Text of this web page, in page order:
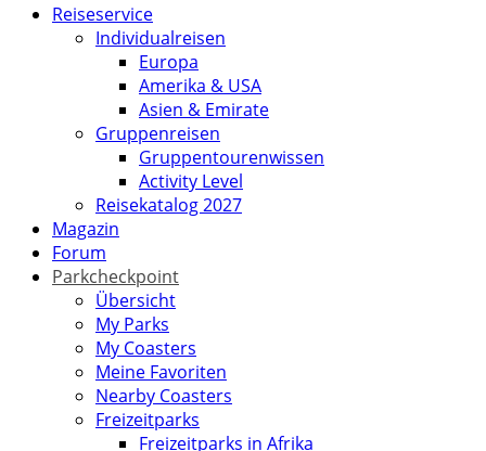
Reiseservice
Individualreisen
Europa
Amerika & USA
Asien & Emirate
Gruppenreisen
Gruppentourenwissen
Activity Level
Reisekatalog 2027
Magazin
Forum
Parkcheckpoint
Übersicht
My Parks
My Coasters
Meine Favoriten
Nearby Coasters
Freizeitparks
Freizeitparks in Afrika